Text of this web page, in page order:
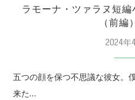
ラモーナ・ツァラヌ短編
（前編
2024年
五つの顔を保つ不思議な彼女。
来た…